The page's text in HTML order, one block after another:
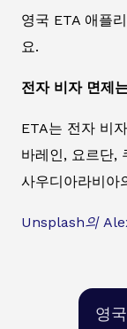
영국 ETA 애플
요.
전자 비자 면제
ETA는 전자 비
바레인, 요르단,
사우디아라비아
Unsplash의
영